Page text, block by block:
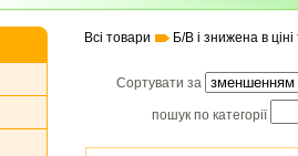
Всі товари Б/В і знижена в ціні
Сортувати за
пошук по категорії